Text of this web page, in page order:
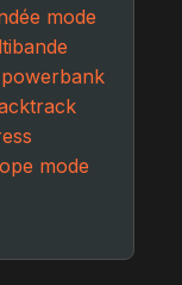
mode
powerbank
mode